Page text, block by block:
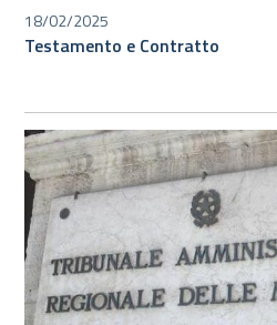
18/02/2025
Testamento e Contratto